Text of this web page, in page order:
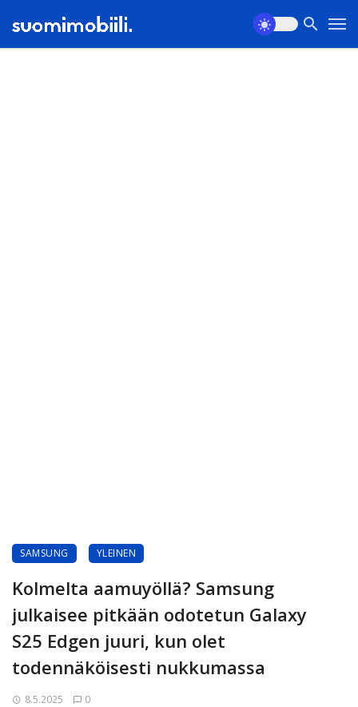
SAMSUNG YLEINEN
Kolmelta aamuyöllä? Samsung
julkaisee pitkään odotetun Galaxy
S25 Edgen juuri, kun olet
todennäköisesti nukkumassa
8.5.2025 0